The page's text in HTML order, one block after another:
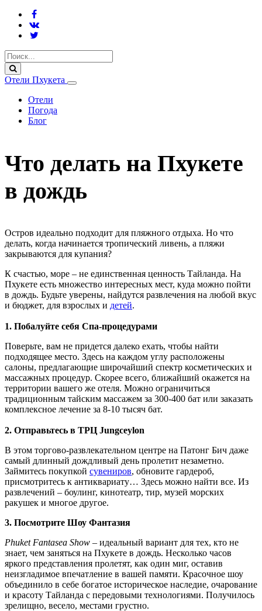
Отели Пхукета
Отели
Погода
Блог
Что делать на Пхукете
в дождь
Остров идеально подходит для пляжного отдыха. Но что
делать, когда начинается тропический ливень, а пляжи
закрываются для купания?
К счастью, море – не единственная ценность Тайланда. На
Пхукете есть множество интересных мест, куда можно пойти
в дождь. Будьте уверены, найдутся развлечения на любой вкус
и бюджет, для взрослых и детей.
1. Побалуйте себя Спа-процедурами
Поверьте, вам не придется далеко ехать, чтобы найти
подходящее место. Здесь на каждом углу расположены
салоны, предлагающие широчайший спектр косметических и
массажных процедур. Скорее всего, ближайший окажется на
территории вашего же отеля. Можно ограничиться
традиционным тайским массажем за 300-400 бат или заказать
комплексное лечение за 8-10 тысяч бат.
2. Отправьтесь в ТРЦ Jungceylon
В этом торгово-развлекательном центре на Патонг Бич даже
самый длинный дождливый день пролетит незаметно.
Займитесь покупкой сувениров, обновите гардероб,
присмотритесь к антиквариату… Здесь можно найти все. Из
развлечений – боулинг, кинотеатр, тир, музей морских
ракушек и многое другое.
3. Посмотрите Шоу Фантазия
Phuket Fantasea Show – идеальный вариант для тех, кто не
знает, чем заняться на Пхукете в дождь. Несколько часов
яркого представления пролетят, как один миг, оставив
неизгладимое впечатление в вашей памяти. Красочное шоу
объединило в себе богатое историческое наследие, очарование
и красоту Тайланда с передовыми технологиями. Получилось
зрелищно, весело, местами грустно.